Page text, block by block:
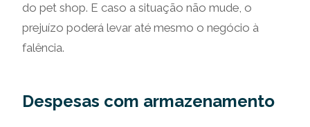
do pet shop. E caso a situação não mude, o
prejuízo poderá levar até mesmo o negócio à
falência.
Despesas com armazenamento